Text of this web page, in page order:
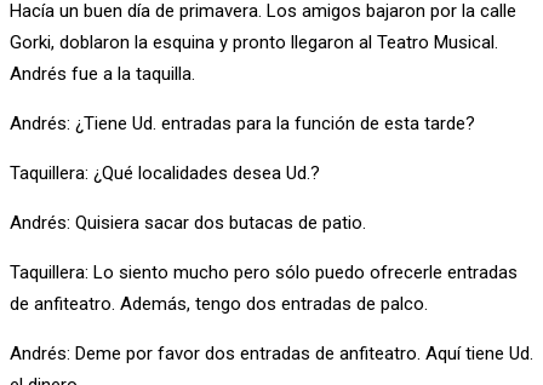
Hacía un buen día de primavera. Los amigos bajaron por la calle
Gorki, doblaron la esquina y pronto llegaron al Teatro Musical.
Andrés fue a la taquilla.
Andrés: ¿Tiene Ud. entradas para la función de esta tarde?
Taquillera: ¿Qué localidades desea Ud.?
Andrés: Quisiera sacar dos butacas de patio.
Taquillera: Lo siento mucho pero sólo puedo ofrecerle entradas
de anfiteatro. Además, tengo dos entradas de palco.
Andrés: Deme por favor dos entradas de anfiteatro. Aquí tiene Ud.